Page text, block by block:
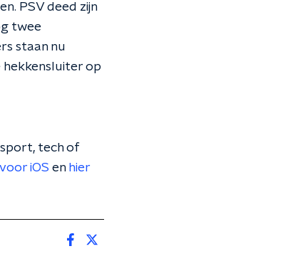
PSV deed zijn
twee
staan nu
hekkensluiter op
sport, tech of
iOS en hier